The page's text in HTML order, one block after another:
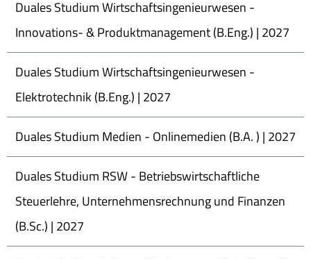
Duales Studium Wirtschaftsingenieurwesen -
Innovations- & Produktmanagement (B.Eng.) | 2027
Duales Studium Wirtschaftsingenieurwesen -
Elektrotechnik (B.Eng.) | 2027
Duales Studium Medien - Onlinemedien (B.A. ) | 2027
Duales Studium RSW - Betriebswirtschaftliche
Steuerlehre, Unternehmensrechnung und Finanzen
(B.Sc.) | 2027